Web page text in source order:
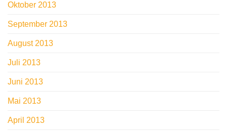
Oktober 2013
September 2013
August 2013
Juli 2013
Juni 2013
Mai 2013
April 2013